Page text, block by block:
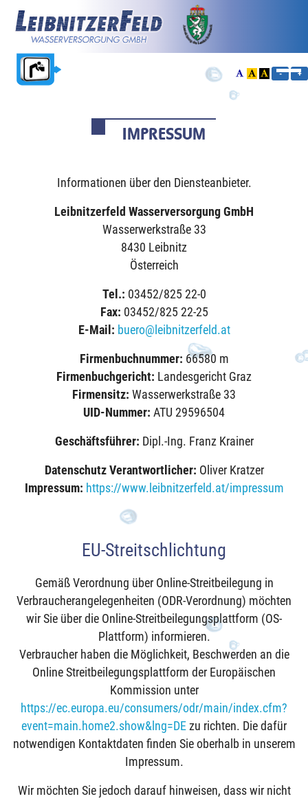
- +
IMPRESSUM
Informationen über den Diensteanbieter.
Leibnitzerfeld Wasserversorgung GmbH
Wasserwerkstraße 33
8430 Leibnitz
Österreich
Tel.: 03452/825 22-0
Fax: 03452/825 22-25
E-Mail: buero@leibnitzerfeld.at
Firmenbuchnummer: 66580 m
Firmenbuchgericht: Landesgericht Graz
Firmensitz: Wasserwerkstraße 33
UID-Nummer: ATU 29596504
Geschäftsführer: Dipl.-Ing. Franz Krainer
Datenschutz Verantwortlicher: Oliver Kratzer
Impressum: https://www.leibnitzerfeld.at/impressum
EU-Streitschlichtung
Gemäß Verordnung über Online-Streitbeilegung in
Verbraucherangelegenheiten (ODR-Verordnung) möchten
wir Sie über die Online-Streitbeilegungsplattform (OS-
Plattform) informieren.
Verbraucher haben die Möglichkeit, Beschwerden an die
Online Streitbeilegungsplattform der Europäischen
Kommission unter
https://ec.europa.eu/consumers/odr/main/index.cfm?
event=main.home2.show&lng=DE zu richten. Die dafür
notwendigen Kontaktdaten finden Sie oberhalb in unserem
Impressum.
Wir möchten Sie jedoch darauf hinweisen, dass wir nicht